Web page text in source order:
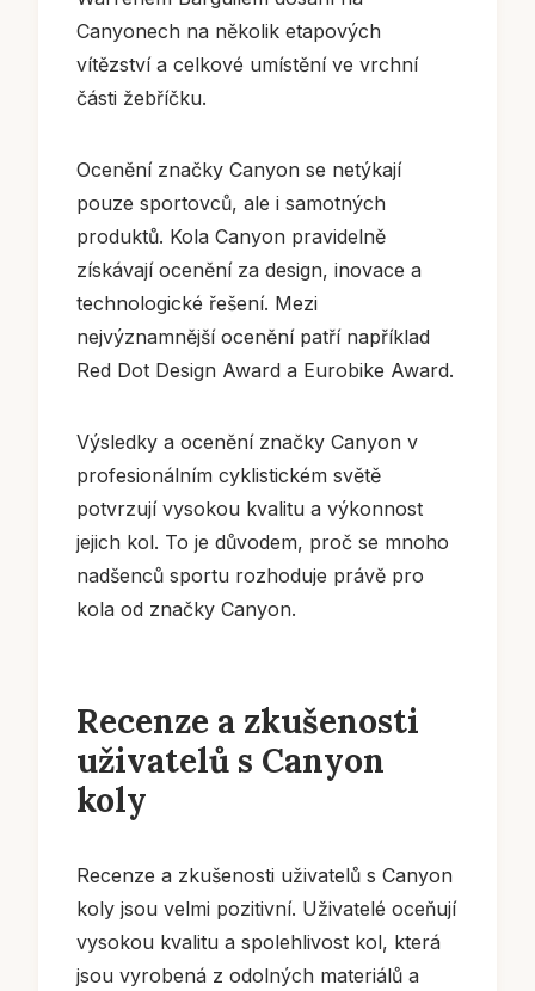
Canyonech na několik etapových
vítězství a celkové umístění ve vrchní
části žebříčku.
Ocenění značky Canyon se netýkají
pouze sportovců, ale i samotných
produktů. Kola Canyon pravidelně
získávají ocenění za design, inovace a
technologické řešení. Mezi
nejvýznamnější ocenění patří například
Red Dot Design Award a Eurobike Award.
Výsledky a ocenění značky Canyon v
profesionálním cyklistickém světě
potvrzují vysokou kvalitu a výkonnost
jejich kol. To je důvodem, proč se mnoho
nadšenců sportu rozhoduje právě pro
kola od značky Canyon.
Recenze a zkušenosti
uživatelů s Canyon
koly
Recenze a zkušenosti uživatelů s Canyon
koly jsou velmi pozitivní. Uživatelé oceňují
vysokou kvalitu a spolehlivost kol, která
jsou vyrobená z odolných materiálů a